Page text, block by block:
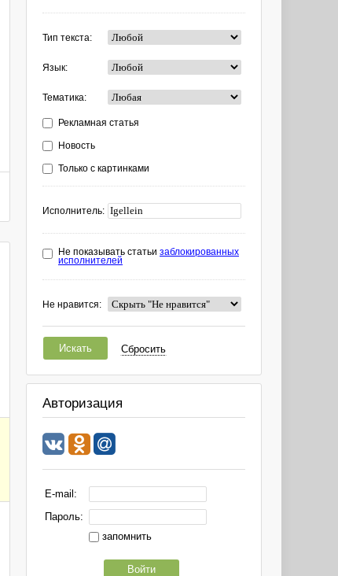
Тип текста:
Язык:
Тематика:
Рекламная статья
Новость
Только с картинками
Исполнитель:
Не показывать статьи заблокированных
исполнителей
Не нравится:
Искать Сбросить
Авторизация
E-mail:
Пароль:
запомнить
Войти